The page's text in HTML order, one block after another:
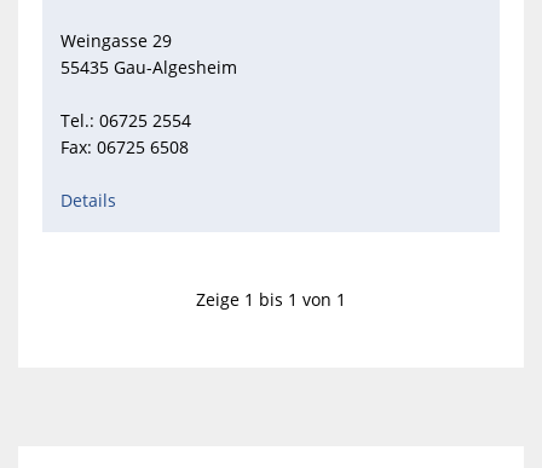
UMWELT & KLIMA
Weingasse 29
55435 Gau-Algesheim
Tel.: 06725 2554
Fax: 06725 6508
Details
Zeige 1 bis 1 von 1